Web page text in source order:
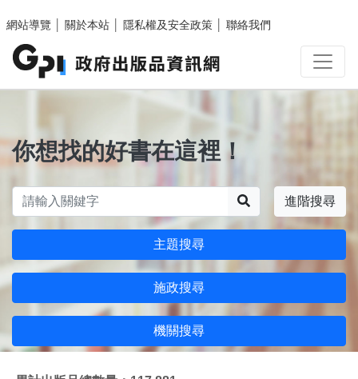
網站導覽
關於本站 隱私權及安全政策 聯絡我們
你想找的好書在這裡！
進階搜尋
主題搜尋
施政搜尋
機關搜尋
施政搜尋結果頁面